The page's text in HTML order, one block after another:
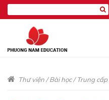
Thư viện/Bài học/Trung cấp